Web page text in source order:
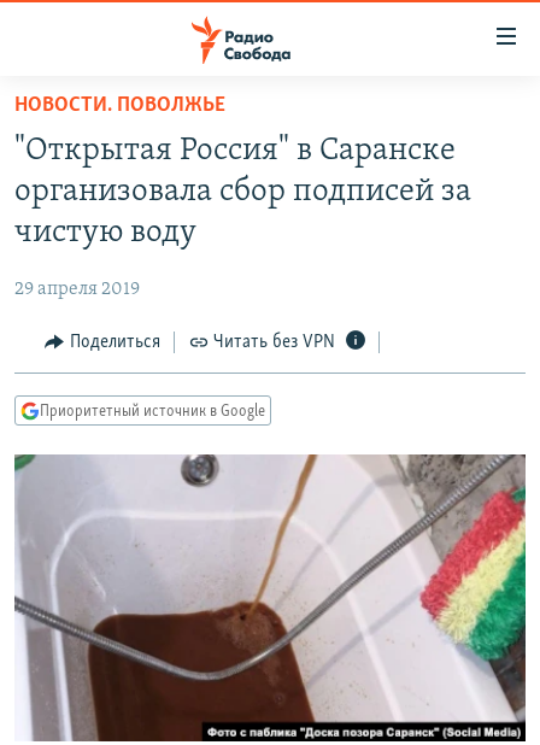
упрощенного
доступа
основному
Вернутся
Вернутся
поиску
ПРОГРАММЫ
ПОДКАСТЫ
АВТОРСКИЕ ПРОЕКТЫ
МНЕНИЯ
КУЛЬТУРА
КАВКАЗ.РЕАЛИИ
СЕВЕР.РЕАЛИИ
СИБИРЬ.РЕАЛИИ
РАСПИСАНИЕ ВЕЩАНИЯ
ПОДПИШИТЕСЬ НА РАССЫЛКУ
СОЦИАЛЬНЫЕ СЕТИ
НОВОСТИ. ПОВОЛЖЬЕ
"Открытая Россия" в Саранске
организовала сбор подписей за
чистую воду
29 апреля 2019
Поделиться Читать без VPN
Приоритетный источник в Google